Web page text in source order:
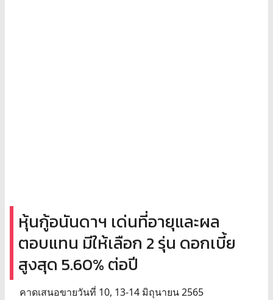
หุ้นกู้อนันดาฯ เด่นที่อายุและผล
ตอบแทน มีให้เลือก 2 รุ่น ดอกเบี้ย
สูงสุด 5.60% ต่อปี
คาดเสนอขายวันที่ 10, 13-14 มิถุนายน 2565